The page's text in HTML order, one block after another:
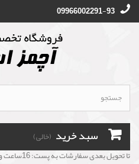
09966002291-93
سبد خرید (خالی)
تا تحویل بعدی سفارشات به پست: 16ساعت و10دقیقه